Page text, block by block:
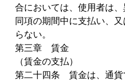
合においては、使用者は、
同項の期間中に支払い、
らない。
第三章 賃金
（賃金の支払）
第二十四条 賃金は、通貨